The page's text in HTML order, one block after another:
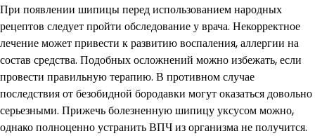
При появлении шипицы перед использованием народных
рецептов следует пройти обследование у врача. Некорректное
лечение может привести к развитию воспаления, аллергии на
состав средства. Подобных осложнений можно избежать, если
провести правильную терапию. В противном случае
последствия от безобидной бородавки могут оказаться довольно
серьезными. Прижечь болезненную шипицу уксусом можно,
однако полноценно устранить ВПЧ из организма не получится.